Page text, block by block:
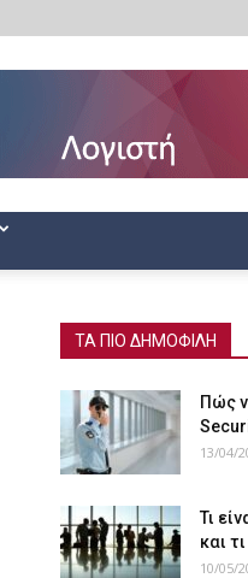
ΤΑ ΠΙΟ ΔΗΜΟΦΙΛΗ
Πώς
13/04/
Τι
και
10/05/